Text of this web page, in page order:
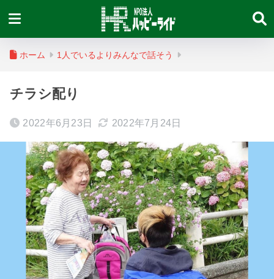
ホーム 1人でいるよりみんなで話そう
チラシ配り
2022年6月23日 2022年7月24日